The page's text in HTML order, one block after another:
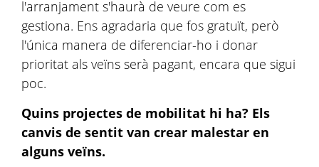
l'arranjament s'haurà de veure com es
gestiona. Ens agradaria que fos gratuït, però
l'única manera de diferenciar-ho i donar
prioritat als veïns serà pagant, encara que sigui
poc.
Quins projectes de mobilitat hi ha? Els
canvis de sentit van crear malestar en
alguns veïns.